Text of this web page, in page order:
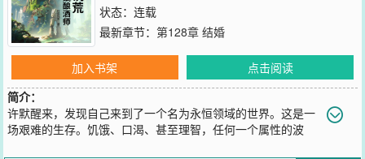
状态：连载
最新章节： 第128章 结婚
加入书架
点击阅读
简介：
许默醒来，发现自己来到了一个名为永恒领域的世界。这是一
场艰难的生存。饥饿、口渴、甚至理智，任何一个属性的波